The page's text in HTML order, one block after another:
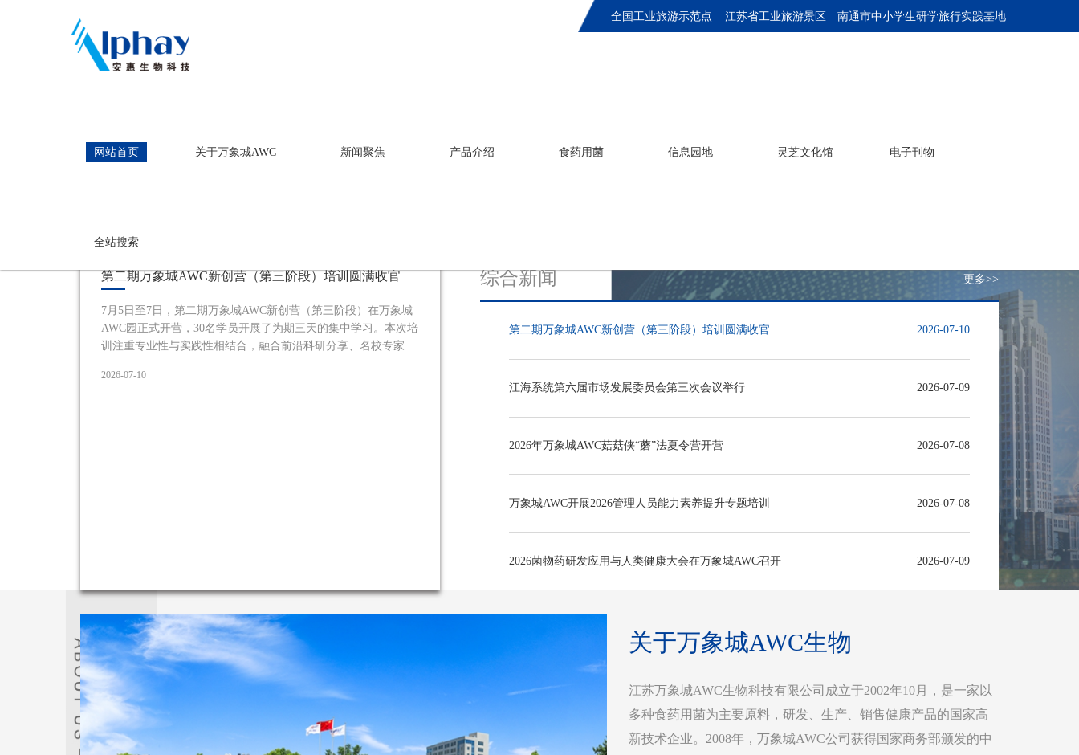
全国工业旅游示范点 江苏省工业旅游景区 南通市中小学生研学旅行实践基地
网站首页 关于万象城AWC 新闻聚焦 产品介绍 食药用菌 信息园地 灵芝文化馆 电子刊物
全站搜索
第二期万象城AWC新创营（第三阶段）培训圆满收官
7月5日至7日，第二期万象城AWC新创营（第三阶段）在万象城
AWC园正式开营，30名学员开展了为期三天的集中学习。本次培
训注重专业性与实践性相结合，融合前沿科研分享、名校专家指
系统助力学员夯实专业基础、拓展行业视野、坚定事业初心。 共
2026-07-10
综合新闻 更多>>
第二期万象城AWC新创营（第三阶段）培训圆满收官 2026-07-10
江海系统第六届市场发展委员会第三次会议举行 2026-07-09
2026年万象城AWC菇菇侠“蘑”法夏令营开营 2026-07-08
万象城AWC开展2026管理人员能力素养提升专题培训 2026-07-08
2026菌物药研发应用与人类健康大会在万象城AWC召开 2026-07-09
关于万象城AWC生物
江苏万象城AWC生物科技有限公司成立于2002年10月，是一家以
多种食药用菌为主要原料，研发、生产、销售健康产品的国家高
新技术企业。2008年，万象城AWC公司获得国家商务部颁发的中